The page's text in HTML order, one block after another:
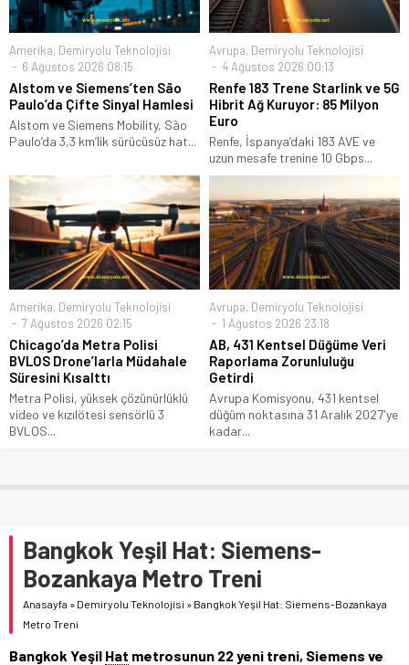
Amerika, Demiryolu Teknolojisi
6 Ağustos 2026 08:15
Alstom ve Siemens’ten São
Paulo’da Çifte Sinyal Hamlesi
Alstom ve Siemens Mobility, São
Paulo’da 3,3 km’lik sürücüsüz hat...
Avrupa, Demiryolu Teknolojisi
4 Ağustos 2026 00:13
Renfe 183 Trene Starlink ve 5G
Hibrit Ağ Kuruyor: 85 Milyon
Euro
Renfe, İspanya’daki 183 AVE ve
uzun mesafe trenine 10 Gbps...
Amerika, Demiryolu Teknolojisi
7 Ağustos 2026 02:15
Chicago’da Metra Polisi
BVLOS Drone’larla Müdahale
Süresini Kısalttı
Metra Polisi, yüksek çözünürlüklü
video ve kızılötesi sensörlü 3
BVLOS...
Avrupa, Demiryolu Teknolojisi
1 Ağustos 2026 23:18
AB, 431 Kentsel Düğüme Veri
Raporlama Zorunluluğu
Getirdi
Avrupa Komisyonu, 431 kentsel
düğüm noktasına 31 Aralık 2027'ye
kadar...
Bangkok Yeşil Hat: Siemens-
Bozankaya Metro Treni
Anasayfa » Demiryolu Teknolojisi » Bangkok Yeşil Hat: Siemens-Bozankaya
Metro Treni
Bangkok Yeşil Hat metrosunun 22 yeni treni, Siemens ve